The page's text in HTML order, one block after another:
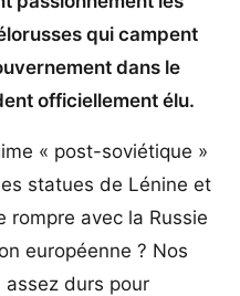
qui campent
dans le
officiellement élu.
« post-soviétique »
statues de Lénine et
avec la Russie
européenne ? Nos
assez durs pour